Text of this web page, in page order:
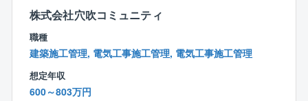
【同ポジションで働く魅力】
■ご経験を活かして働き方改善可能！
年間休日129日、所定労働時間7.5時間、残業20～30時
間、フレックス制度導入等、プライベートと両立しな
がら業務に取り組むことができる環境が整っているの
で長期的就業が可能です！
株式会社穴吹コミュニティ
職種
建築施工管理, 電気工事施工管理, 電気工事施工管理
想定年収
600～803万円